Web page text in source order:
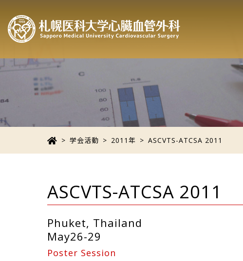
> 学会活動 > 2011年 > ASCVTS-ATCSA 2011
ASCVTS-ATCSA 2011
Phuket, Thailand
May26-29
Poster Session